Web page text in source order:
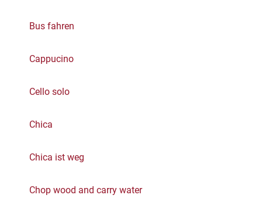
Bus fahren
Cappucino
Cello solo
Chica
Chica ist weg
Chop wood and carry water